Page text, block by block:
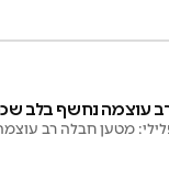
עוצמה נחשף בלב
מטען חבלה רב